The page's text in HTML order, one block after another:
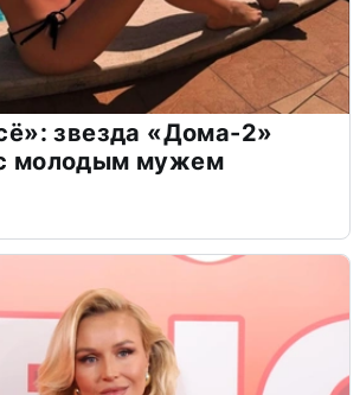
звезда «Дома-2»
молодым мужем